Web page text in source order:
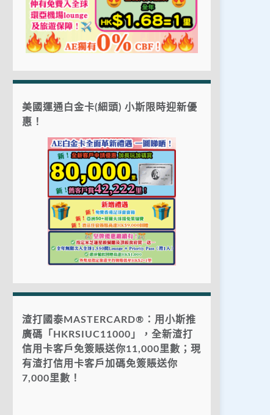
美國運通白金卡(細頭) 小斯限時迎新優
惠！
渣打國泰MASTERCARD®：用小斯推
廣碼「HKRSIUC11000」，全新渣打
信用卡客戶免簽賬送你11,000里數；現
有渣打信用卡客戶加碼免簽賬送你
7,000里數！